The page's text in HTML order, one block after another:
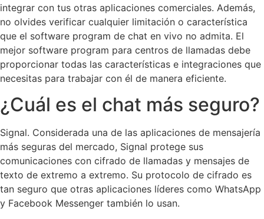
integrar con tus otras aplicaciones comerciales. Además,
no olvides verificar cualquier limitación o característica
que el software program de chat en vivo no admita. El
mejor software program para centros de llamadas debe
proporcionar todas las características e integraciones que
necesitas para trabajar con él de manera eficiente.
¿Cuál es el chat más seguro?
Signal. Considerada una de las aplicaciones de mensajería
más seguras del mercado, Signal protege sus
comunicaciones con cifrado de llamadas y mensajes de
texto de extremo a extremo. Su protocolo de cifrado es
tan seguro que otras aplicaciones líderes como WhatsApp
y Facebook Messenger también lo usan.